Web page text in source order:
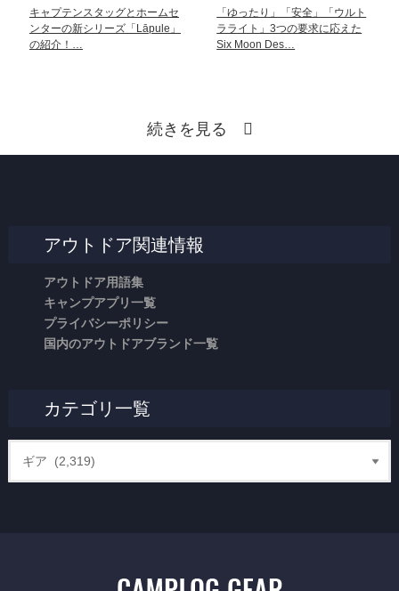
キャプテンスタッグとホームセ
ンターの新シリーズ「Lāpule」
の紹介！…
「ゆったり」「安全」「ウルト
ラライト」3つの要求に応えた
Six Moon Des…
続きを見る
アウトドア関連情報
アウトドア用語集
キャンプアプリ一覧
プライバシーポリシー
国内のアウトドアブランド一覧
カテゴリ一覧